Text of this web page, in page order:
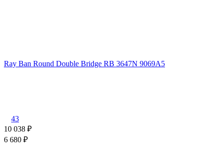
Ray Ban Round Double Bridge RB 3647N 9069A5
43
10 038 ₽
6 680 ₽